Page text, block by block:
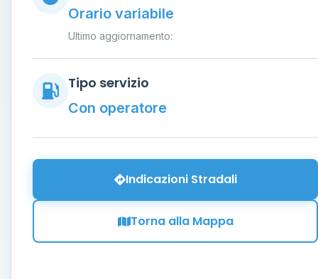
Orario variabile
Ultimo aggiornamento:
Tipo servizio
Con operatore
Indicazioni Stradali
Torna alla Mappa